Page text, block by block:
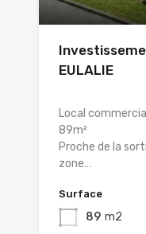
EULALIE
Local
89m²
Proche de la
zone…
Surface
89 m2